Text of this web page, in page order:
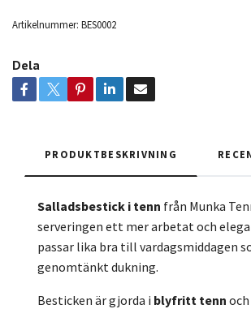
Artikelnummer: BES0002
Dela
PRODUKTBESKRIVNING
Salladsbestick i tenn från Munka
serveringen ett mer arbetat och
passar lika bra till vardagsmiddagen
genomtänkt dukning.
Besticken är gjorda i blyfritt tenn